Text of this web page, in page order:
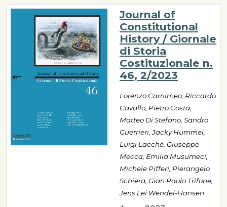
Journal of
Constitutional
History / Giornale
di Storia
Costituzionale n.
46, 2/2023
Lorenzo Carnimeo, Riccardo
Cavallo, Pietro Costa,
Matteo Di Stefano, Sandro
Guerrieri, Jacky Hummel,
Luigi Lacchè, Giuseppe
Mecca, Emilia Musumeci,
Michele Pifferi, Pierangelo
Schiera, Gian Paolo Trifone,
Jens Lei Wendel-Hansen